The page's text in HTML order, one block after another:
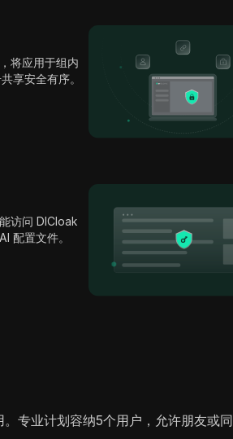
将应用于组内
享安全有序。
访问 DICloak
配置文件。
专业计划容纳5个用户，允许朋友或